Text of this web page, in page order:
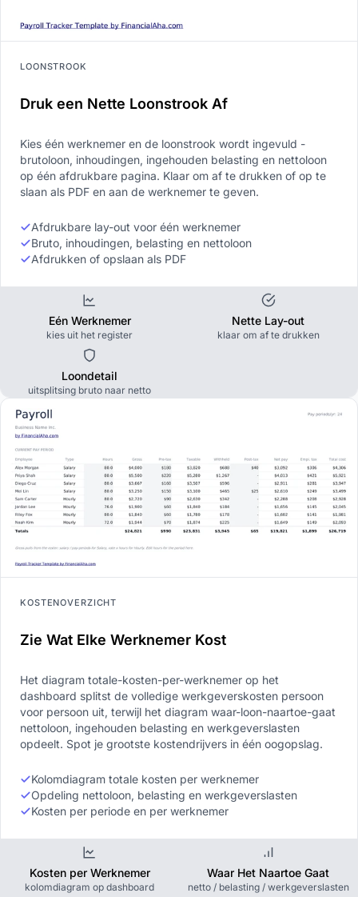
LOONSTROOK
Druk een Nette Loonstrook Af
Kies één werknemer en de loonstrook wordt ingevuld -
brutoloon, inhoudingen, ingehouden belasting en nettoloon
op één afdrukbare pagina. Klaar om af te drukken of op te
slaan als PDF en aan de werknemer te geven.
Afdrukbare lay-out voor één werknemer
Bruto, inhoudingen, belasting en nettoloon
Afdrukken of opslaan als PDF
Eén Werknemer
kies uit het register
Nette Lay-out
klaar om af te drukken
Loondetail
uitsplitsing bruto naar netto
KOSTENOVERZICHT
Zie Wat Elke Werknemer Kost
Het diagram totale-kosten-per-werknemer op het
dashboard splitst de volledige werkgeverskosten persoon
voor persoon uit, terwijl het diagram waar-loon-naartoe-gaat
nettoloon, ingehouden belasting en werkgeverslasten
opdeelt. Spot je grootste kostendrijvers in één oogopslag.
Kolomdiagram totale kosten per werknemer
Opdeling nettoloon, belasting en werkgeverslasten
Kosten per periode en per werknemer
Kosten per Werknemer
kolomdiagram op dashboard
Waar Het Naartoe Gaat
netto / belasting / werkgeverslasten